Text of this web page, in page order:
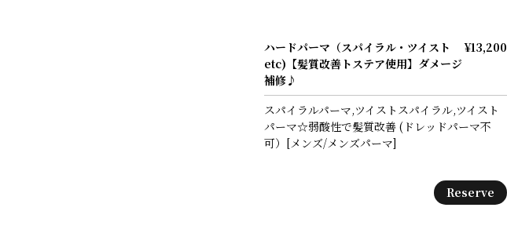
ハードパーマ（スパイラル・ツイスト
etc)【髪質改善トステア使用】ダメージ
補修♪
¥13,200
スパイラルパーマ,ツイストスパイラル,ツイスト
パーマ☆弱酸性で髪質改善 (ドレッドパーマ不
可）[メンズ/メンズパーマ]
Reserve